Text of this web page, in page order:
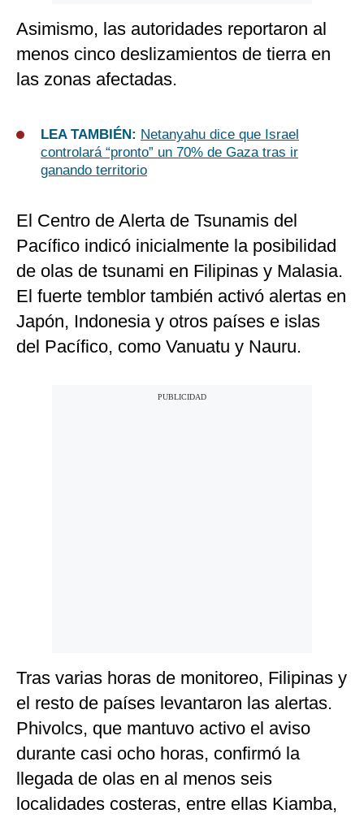
Asimismo, las autoridades reportaron al
menos cinco deslizamientos de tierra en
las zonas afectadas.
LEA TAMBIÉN: Netanyahu dice que Israel
controlará “pronto” un 70% de Gaza tras ir
ganando territorio
El Centro de Alerta de Tsunamis del
Pacífico indicó inicialmente la posibilidad
de olas de tsunami en Filipinas y Malasia.
El fuerte temblor también activó alertas en
Japón, Indonesia y otros países e islas
del Pacífico, como Vanuatu y Nauru.
Tras varias horas de monitoreo, Filipinas y
el resto de países levantaron las alertas.
Phivolcs, que mantuvo activo el aviso
durante casi ocho horas, confirmó la
llegada de olas en al menos seis
localidades costeras, entre ellas Kiamba,